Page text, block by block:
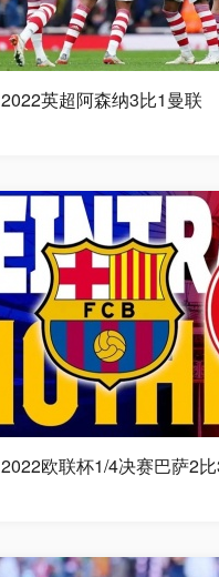
2022英超阿森纳3比1曼联
2022欧联杯1/4决赛巴萨2